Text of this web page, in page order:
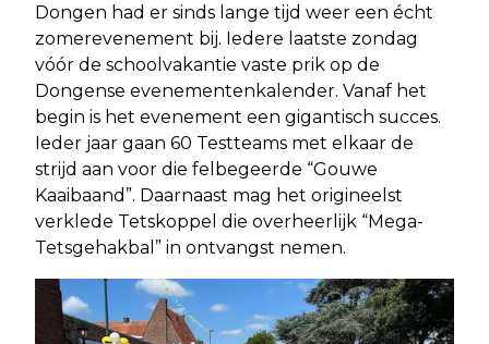
Dongen had er sinds lange tijd weer een écht
zomerevenement bij. Iedere laatste zondag
vóór de schoolvakantie vaste prik op de
Dongense evenementenkalender. Vanaf het
begin is het evenement een gigantisch succes.
Ieder jaar gaan 60 Testteams met elkaar de
strijd aan voor die felbegeerde “Gouwe
Kaaibaand”. Daarnaast mag het origineelst
verklede Tetskoppel die overheerlijk “Mega-
Tetsgehakbal” in ontvangst nemen.